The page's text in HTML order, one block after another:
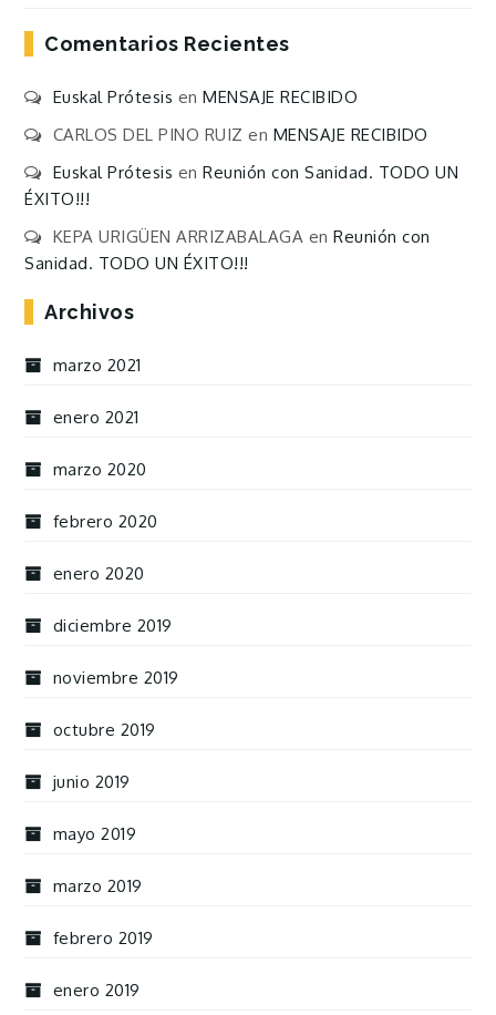
Comentarios Recientes
Euskal Prótesis enMENSAJE RECIBIDO
CARLOS DEL PINO RUIZ en MENSAJE RECIBIDO
Euskal Prótesis enReunión con Sanidad. TODO UN
ÉXITO!!!
KEPA URIGÜEN ARRIZABALAGA enReunión con
Sanidad. TODO UN ÉXITO!!!
Archivos
marzo 2021
enero 2021
marzo 2020
febrero 2020
enero 2020
diciembre 2019
noviembre 2019
octubre 2019
junio 2019
mayo 2019
marzo 2019
febrero 2019
enero 2019